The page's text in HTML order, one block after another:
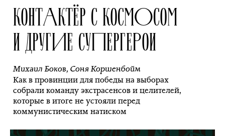
КОНТАКТЁР С КОСМОСОМ
И ДРУГИЕ СУПЕРГЕРОИ
Михаил Боков,Соня Коршенбойм
Как в провинции для победы на выборах
собрали команду экстрасенсов и целителей,
которые в итоге не устояли перед
коммунистическим натиском